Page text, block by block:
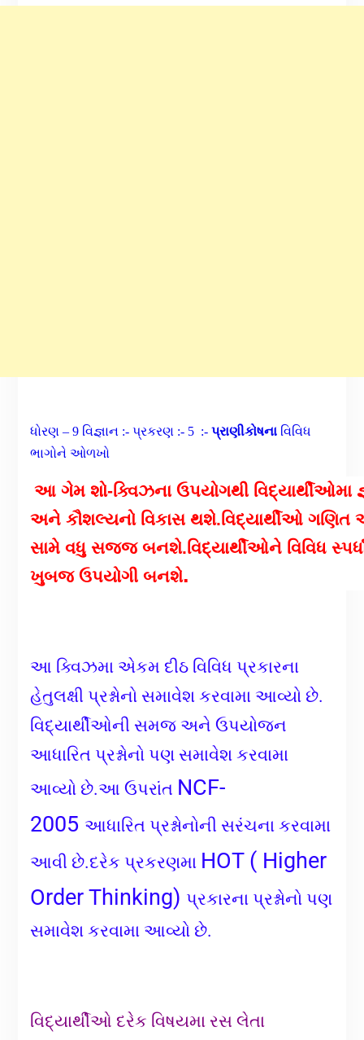
ધોરણ – 9 વિજ્ઞાન :- પ્રકરણ :- 5 :- પ્રાણીકોષનાવિવિધ
ભાગોને ઓળખો
આ ગેમ શો-ક્વિઝના ઉપયોગથી વિદ્યાર્થીઓમા
અને કૌશલ્યનો વિકાસ થશે.વિદ્યાર્થીઓ ગણિત
સામે વધુ સજ્જ બનશે.વિદ્યાર્થીઓને વિવિધ
ખુબજ ઉપયોગી બનશે.
આ ક્વિઝમા એકમ દીઠ વિવિધ પ્રકારના
હેતુલક્ષી પ્રશ્નોનો સમાવેશ કરવામા આવ્યો છે.
વિદ્યાર્થીઓની સમજ અને ઉપયોજન
આધારિત પ્રશ્નોનો પણ સમાવેશ કરવામા
આવ્યો છે.આ ઉપરાંત NCF-
2005 આધારિત પ્રશ્નોનોની સરંચના કરવામા
આવી છે.દરેક પ્રકરણમા HOT ( Higher
Order Thinking) પ્રકારના પ્રશ્નોનો પણ
સમાવેશ કરવામા આવ્યો છે.
વિદ્યાર્થીઓ દરેક વિષયમા રસ લેતા